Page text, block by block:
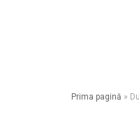
Prima pagină »